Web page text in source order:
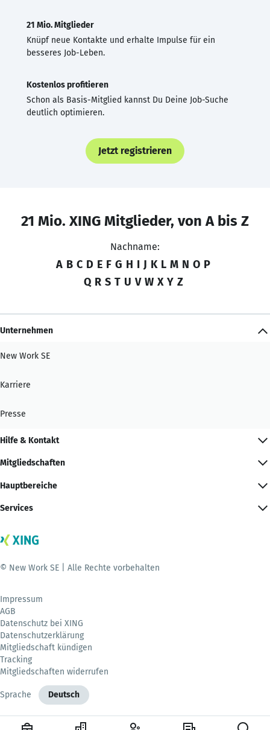
21 Mio. Mitglieder
Knüpf neue Kontakte und erhalte Impulse für ein
besseres Job-Leben.
Kostenlos profitieren
Schon als Basis-Mitglied kannst Du Deine Job-Suche
deutlich optimieren.
Jetzt registrieren
21 Mio. XING Mitglieder, von A bis Z
Nachname:
A B C D E F G H I J K L M N O P
Q R S T U V W X Y Z
Unternehmen
New Work SE
Karriere
Presse
Hilfe & Kontakt
Mitgliedschaften
Hauptbereiche
Services
© New Work SE | Alle Rechte vorbehalten
Impressum
AGB
Datenschutz bei XING
Datenschutzerklärung
Mitgliedschaft kündigen
Tracking
Mitgliedschaften widerrufen
Sprache Deutsch